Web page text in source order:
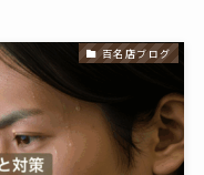
百名店ブログ